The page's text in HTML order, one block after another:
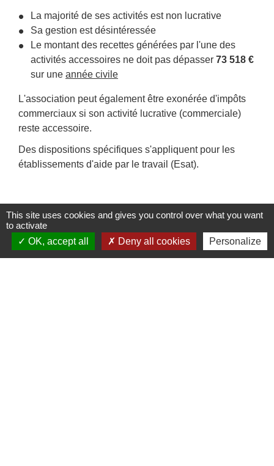
La majorité de ses activités est non lucrative
Sa gestion est désintéressée
Le montant des recettes générées par l'une des
activités accessoires ne doit pas dépasser 73 518 €
sur une année civile
L'association peut également être exonérée d'impôts
commerciaux si son activité lucrative (commerciale)
reste accessoire.
Des dispositions spécifiques s'appliquent pour les
établissements d'aide par le travail (Esat).
Textes de référence
Signaler une erreur sur cette page
This site uses cookies and gives you control over what you want
to activate
OK, accept all
Deny all cookies Personalize